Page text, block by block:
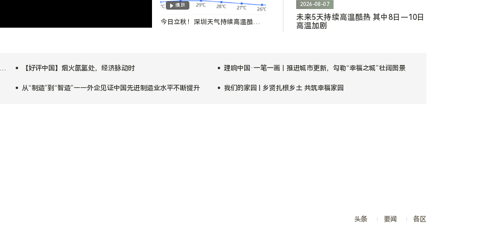
舞台扎根市井烟火 解锁夜间文旅融合新体验
播放
今日立秋！深圳天气持续高温酷
2026-08-07
未来5天持续高温酷热 其中8日—10日
高温加剧
【好评中国】烟火氤氲处，经济脉动时 理响中国·一笔一画｜推进城市更新，勾勒“幸福之城”壮阔图景
从“制造”到“智造”——外企见证中国先进制造业水平不断提升 我们的家园 | 乡贤扎根乡土 共筑幸福家园
头条 要闻 各区